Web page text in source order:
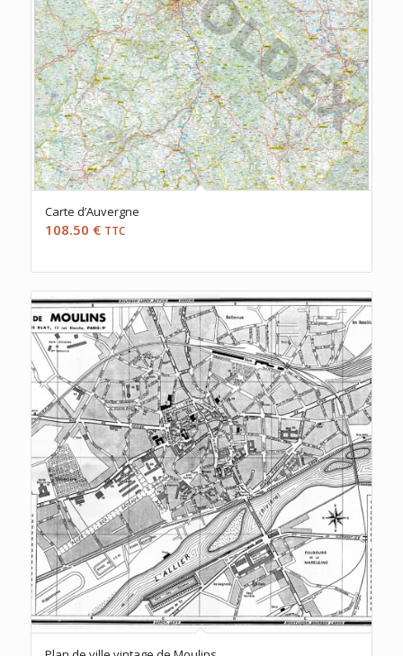
Carte d’Auvergne
108.50 € TTC